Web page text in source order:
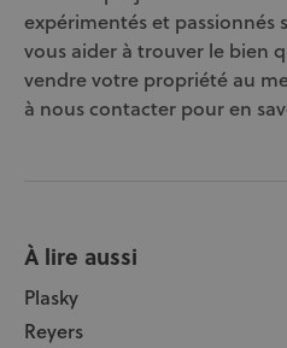
expérimentés et
vous aider à trouver le bien
vendre votre propriété au
à nous contacter pour en
À lire aussi
Plasky
Reyers